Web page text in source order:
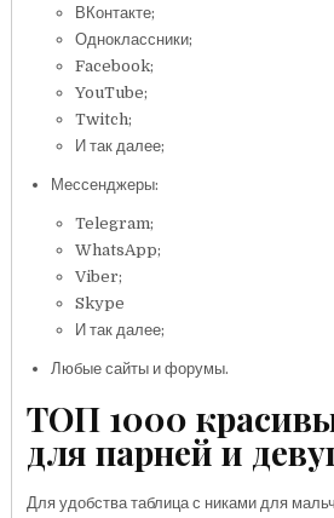
ВКонтакте;
Одноклассники;
Facebook;
YouTube;
Twitch;
И так далее;
Мессенджеры:
Telegram;
WhatsApp;
Viber;
Skype
И так далее;
Любые сайты и форумы.
ТОП 1000
для парней и
Для удобства таблица с никами для